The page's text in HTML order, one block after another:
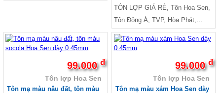
TÔN LỢP GIÁ RẺ, Tôn Hoa Sen,
Tôn Đông Á, TVP, Hòa Phát,
China
99.000đ
Tôn lợp Hoa Sen
Tôn mạ màu nâu đất, tôn màu
99.000đ
Tôn lợp Hoa Sen
Tôn mạ màu xám Hoa Sen dày